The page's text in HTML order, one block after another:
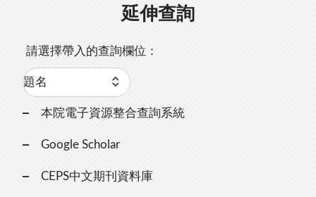
延伸查詢
請選擇帶入的查詢欄位：
本院電子資源整合查詢系統
Google Scholar
CEPS中文期刊資料庫